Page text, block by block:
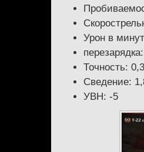
Урон в
Точность:
Сведение:
УВН: -5